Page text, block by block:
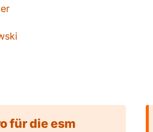
i
für die esm